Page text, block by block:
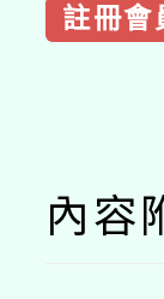
註冊會
內容